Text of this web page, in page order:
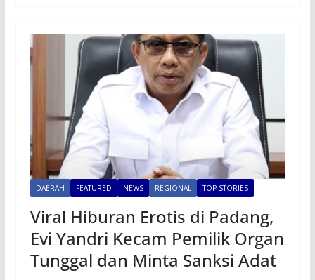
DAERAH FEATURED NEWS REGIONAL TOP STORIES
Viral Hiburan Erotis di Padang,
Evi Yandri Kecam Pemilik Organ
Tunggal dan Minta Sanksi Adat